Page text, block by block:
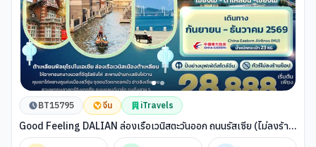
BT15795 จีน iTravels
Good Feeling DALIAN ล่องเรือเวนิสตะวันออก ถนนรัสเซีย (ไม่ลงร้าน
ช้อป)